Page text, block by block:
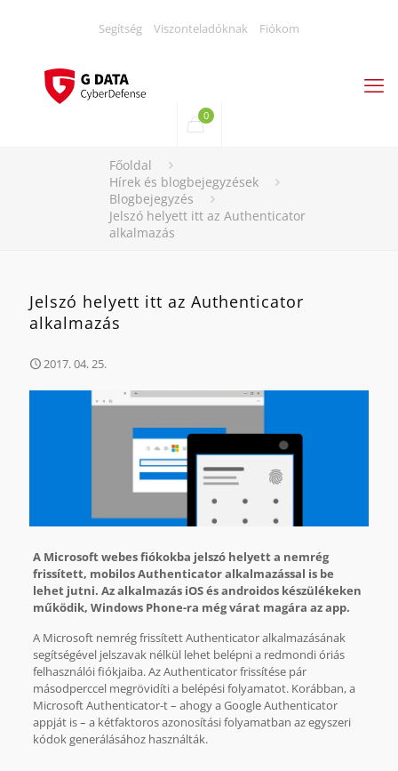
Segítség Viszonteladóknak Fiókom
0
Főoldal
Hírek és blogbejegyzések
Blogbejegyzés
Jelszó helyett itt az Authenticator
alkalmazás
Jelszó helyett itt az Authenticator
alkalmazás
2017. 04. 25.
A Microsoft webes fiókokba jelszó helyett a nemrég
frissített, mobilos Authenticator alkalmazással is be
lehet jutni. Az alkalmazás iOS és androidos készülékeken
működik, Windows Phone-ra még várat magára az app.
A Microsoft nemrég frissített Authenticator alkalmazásának
segítségével jelszavak nélkül lehet belépni a redmondi óriás
felhasználói fiókjaiba. Az Authenticator frissítése pár
másodperccel megrövidíti a belépési folyamatot. Korábban, a
Microsoft Authenticator-t – ahogy a Google Authenticator
appját is – a kétfaktoros azonosítási folyamatban az egyszeri
kódok generálásához használták.